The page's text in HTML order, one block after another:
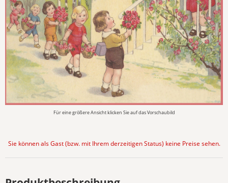
Für eine größere Ansicht klicken Sie auf das Vorschaubild
Sie können als Gast (bzw. mit Ihrem derzeitigen Status) keine Preise sehen.